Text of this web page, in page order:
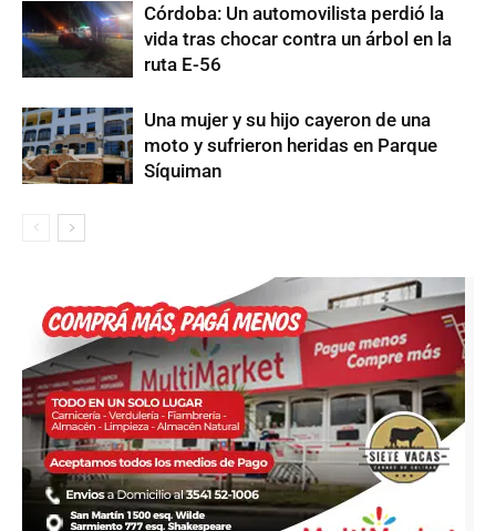
Córdoba: Un automovilista perdió la
vida tras chocar contra un árbol en la
ruta E-56
Una mujer y su hijo cayeron de una
moto y sufrieron heridas en Parque
Síquiman